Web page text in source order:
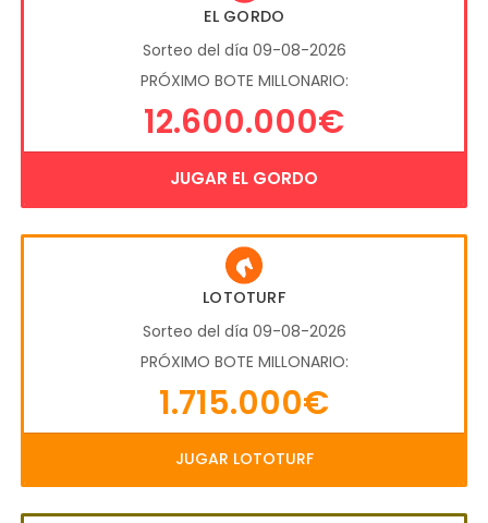
EL GORDO
Sorteo del día 09-08-2026
PRÓXIMO BOTE MILLONARIO:
12.600.000€
JUGAR EL GORDO
LOTOTURF
Sorteo del día 09-08-2026
PRÓXIMO BOTE MILLONARIO:
1.715.000€
JUGAR LOTOTURF